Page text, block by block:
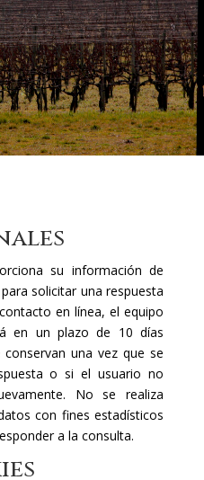
su información de
solicitar una respuesta
en línea, el equipo
en un plazo de 10 días
una vez que se
o si el usuario no
No se realiza
con fines estadísticos
a la consulta.